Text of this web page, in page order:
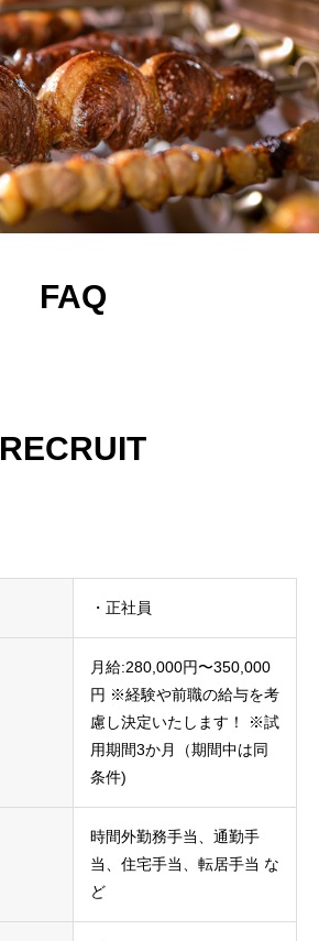
FAQ
RECRUIT
・正社員
月給:280,000円〜350,000
円 ※経験や前職の給与を考
慮し決定いたします！ ※試
用期間3か月（期間中は同
条件)
時間外勤務手当、通勤手
当、住宅手当、転居手当 な
ど